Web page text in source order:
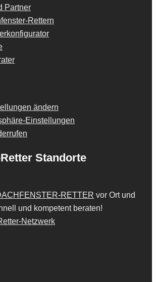
Partner
Rettern
ändern
Einstellungen
Standorte
RETTER vor Ort und
und kompetent beraten!
Netzwerk